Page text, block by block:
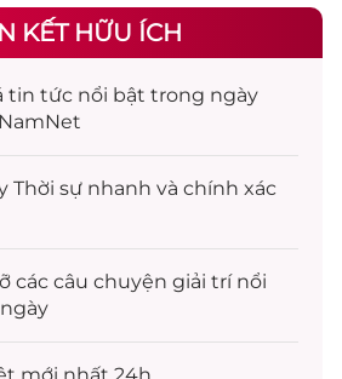
KẾT HỮU ÍCH
tin tức nổi bật trong ngày
Thời sự nhanh và chính xác
các câu chuyện giải trínổi